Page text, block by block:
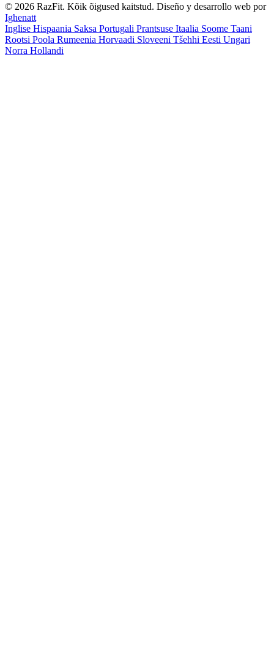
© 2026 RazFit. Kõik õigused kaitstud. Diseño y desarrollo web por
Ighenatt
Inglise Hispaania Saksa Portugali Prantsuse Itaalia Soome Taani
Rootsi Poola Rumeenia Horvaadi Sloveeni Tšehhi Eesti Ungari
Norra Hollandi